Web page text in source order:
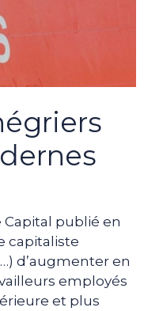
Capital publié en
capitaliste
d’augmenter en
employés
et plus